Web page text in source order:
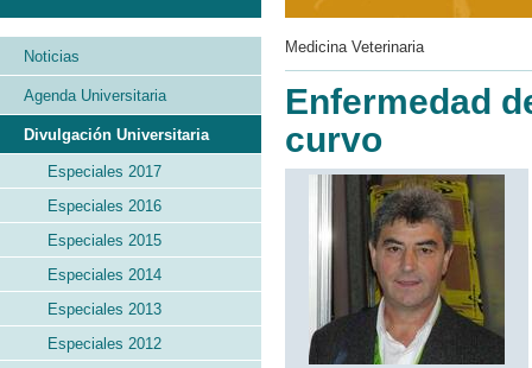
Medicina Veterinaria
Enfermedad
curvo
Noticias
Agenda Universitaria
Divulgación Universitaria
Especiales 2017
Especiales 2016
Especiales 2015
Especiales 2014
Especiales 2013
Especiales 2012